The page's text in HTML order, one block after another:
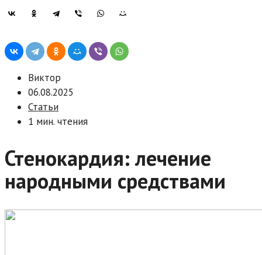
Виктор
06.08.2025
Статьи
1 мин. чтения
Стенокардия: лечение
народными средствами